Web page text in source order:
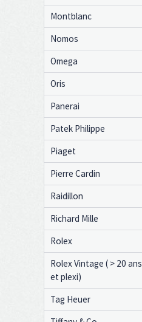
Montblanc
Nomos
Omega
Oris
Panerai
Patek Philippe
Piaget
Pierre Cardin
Raidillon
Richard Mille
Rolex
Rolex Vintage ( > 20 ans
et plexi)
Tag Heuer